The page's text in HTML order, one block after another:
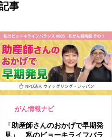
事
がん情報ナビ
「助産師さんのおかげで早期発
見」 私のビョーキライフバラ